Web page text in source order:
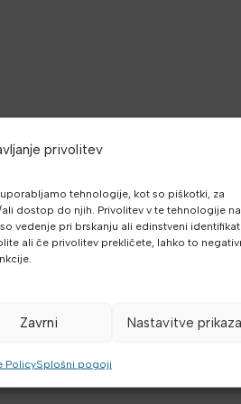
privolitev
tehnologije, kot so piškotki, za
dostop do njih. Privolitev v te tehnologije
vedenje pri brskanju ali edinstveni
ali če privolitev prekličete, lahko to
Zavrni Nastavitve prikaza
PolicySplošni pogoji